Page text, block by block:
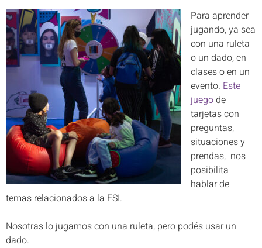
Para aprender
jugando, ya sea
con una ruleta
o un dado, en
clases o en un
evento. Este
juegode
tarjetas con
preguntas,
situaciones y
prendas, nos
posibilita
hablar de
temas relacionados a la ESI.
Nosotras lo jugamos con una ruleta, pero podés usar un
dado.